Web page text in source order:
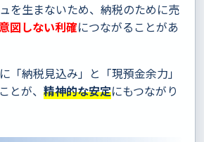
を生まないため、納税のために売
図しない利確につながることがあ
「納税見込み」と「現預金余力」
とが、 精神的な安定にもつながり